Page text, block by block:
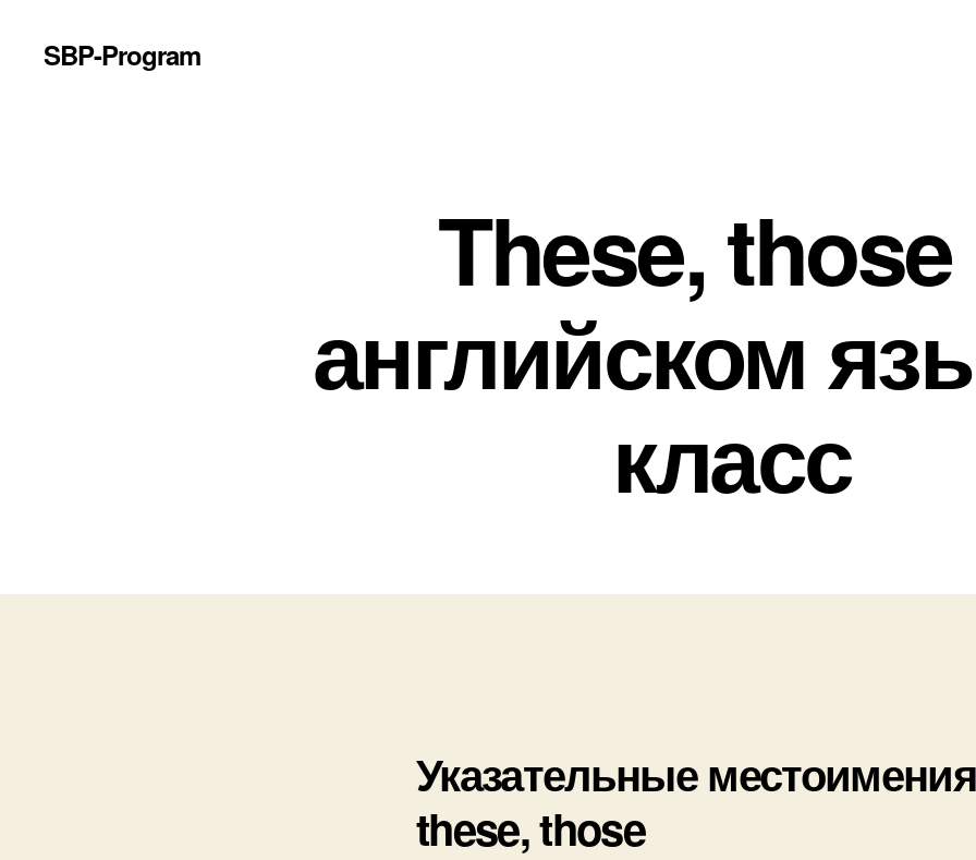
SBP-Program
These,
английском
класс
Указательные местоимения
these, those